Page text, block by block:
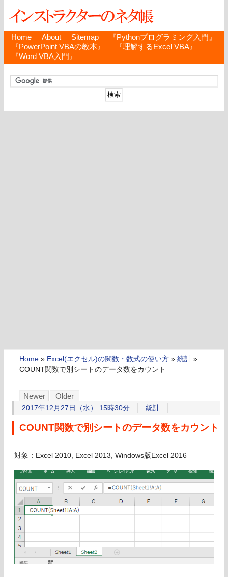
Home About Sitemap
『Pythonプログラミング入門』
『PowerPoint VBAの教本』
『理解するExcel VBA』
『Word VBA入門』
Home » Excel(エクセル)の関数・数式の使い方 » 統計 »
COUNT関数で別シートのデータ数をカウント
Newer Older
2017年12月27日（水） 15時30分 統計
COUNT関数で別シートのデータ数をカウント
対象：Excel 2010, Excel 2013, Windows版Excel 2016